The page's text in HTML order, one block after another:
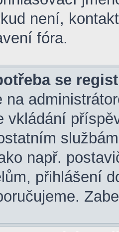
není,
fóra.
se
na
vkládání
např.
přihlášení